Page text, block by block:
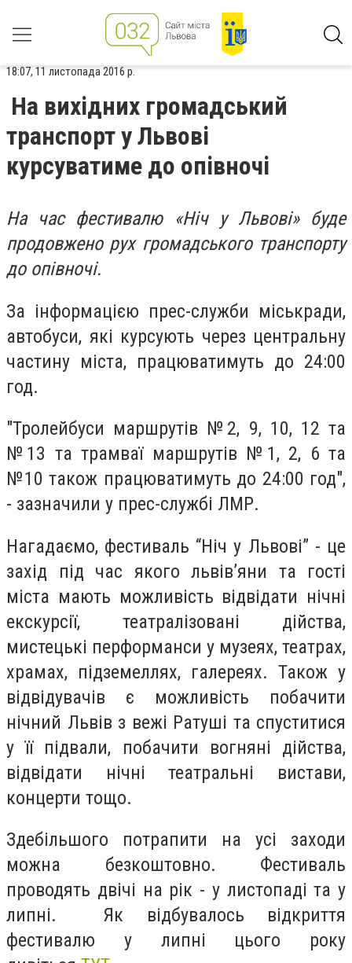
18:07, 11 листопада 2016 р.
На вихідних громадський
транспорт у Львові
курсуватиме до опівночі
На час фестивалю «Ніч у Львові» буде
продовжено рух громадського транспорту
до опівночі.
За інформацією прес-служби міськради,
автобуси, які курсують через центральну
частину міста, працюватимуть до 24:00
год.
"Тролейбуси маршрутів №2, 9, 10, 12 та
№13 та трамваї маршрутів №1, 2, 6 та
№10 також працюватимуть до 24:00 год",
- зазначили у прес-службі ЛМР.
Нагадаємо, фестиваль “Ніч у Львові” - це
захід під час якого львів’яни та гості
міста мають можливість відвідати нічні
екскурсії, театралізовані дійства,
мистецькі перформанси у музеях, театрах,
храмах, підземеллях, галереях. Також у
відвідувачів є можливість побачити
нічний Львів з вежі Ратуші та спуститися
у її підвали, побачити вогняні дійства,
відвідати нічні театральні вистави,
концерти тощо.
Здебільшого потрапити на усі заходи
можна безкоштовно. Фестиваль
проводять двічі на рік - у листопаді та у
липні. Як відбувалось відкриття
фестивалю у липні цього року